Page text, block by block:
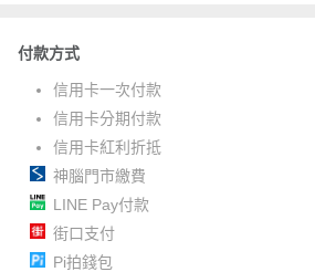
付款方式
信用卡一次付款
信用卡分期付款
信用卡紅利折抵
神腦門市繳費
LINE Pay付款
街口支付
Pi拍錢包